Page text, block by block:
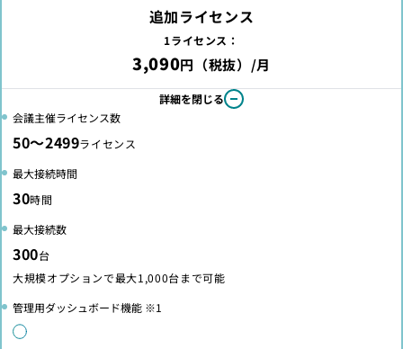
追加ライセンス
1ライセンス：
3,090円（税抜）/月
詳細を閉じる
会議主催ライセンス数
50～2499ライセンス
最大接続時間
30時間
最大接続数
300台
大規模オプションで最大1,000台まで可能
管理用ダッシュボード機能 ※1